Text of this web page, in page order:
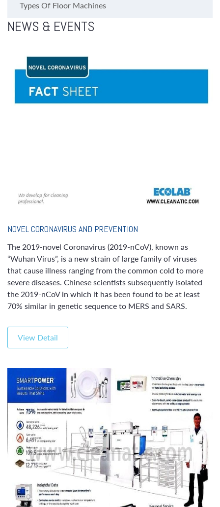
Types Of Floor Machines
NEWS & EVENTS
NOVEL CORONAVIRUS AND PREVENTION
The 2019-novel Coronavirus (2019-nCoV), known as
“Wuhan Virus”, is a new strain of large family of viruses
that cause illness ranging from the common cold to more
severe diseases. Chinese scientists subsequently isolated
the 2019-nCoV in which it has been found to be at least
70% similar in genetic sequence to MERS and SARS.
View Detail